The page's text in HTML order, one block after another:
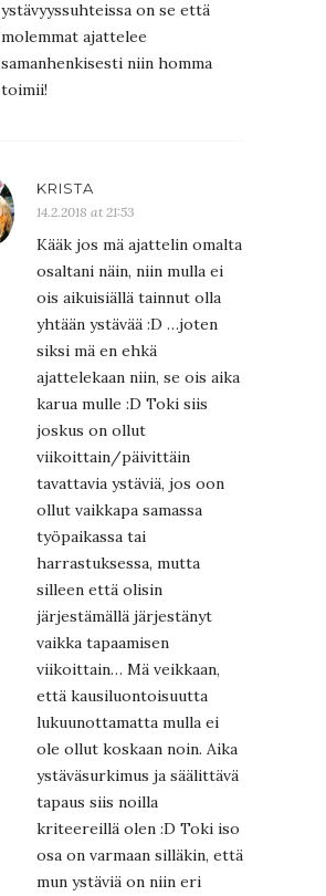
ystävyyssuhteissa on se että
molemmat ajattelee
samanhenkisesti niin homma
toimii!
KRISTA
14.2.2018 at 21:53
Kääk jos mä ajattelin omalta
osaltani näin, niin mulla ei
ois aikuisiällä tainnut olla
yhtään ystävää :D …joten
siksi mä en ehkä
ajattelekaan niin, se ois aika
karua mulle :D Toki siis
joskus on ollut
viikoittain/päivittäin
tavattavia ystäviä, jos oon
ollut vaikkapa samassa
työpaikassa tai
harrastuksessa, mutta
silleen että olisin
järjestämällä järjestänyt
vaikka tapaamisen
viikoittain… Mä veikkaan,
että kausiluontoisuutta
lukuunottamatta mulla ei
ole ollut koskaan noin. Aika
ystäväsurkimus ja säälittävä
tapaus siis noilla
kriteereillä olen :D Toki iso
osa on varmaan silläkin, että
mun ystäviä on niin eri